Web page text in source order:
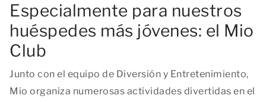
Especialmente para nuestros
huéspedes más jóvenes: el Mio
Club
Junto con el equipo de Diversión y Entretenimiento,
Mio organiza numerosas actividades divertidas en el